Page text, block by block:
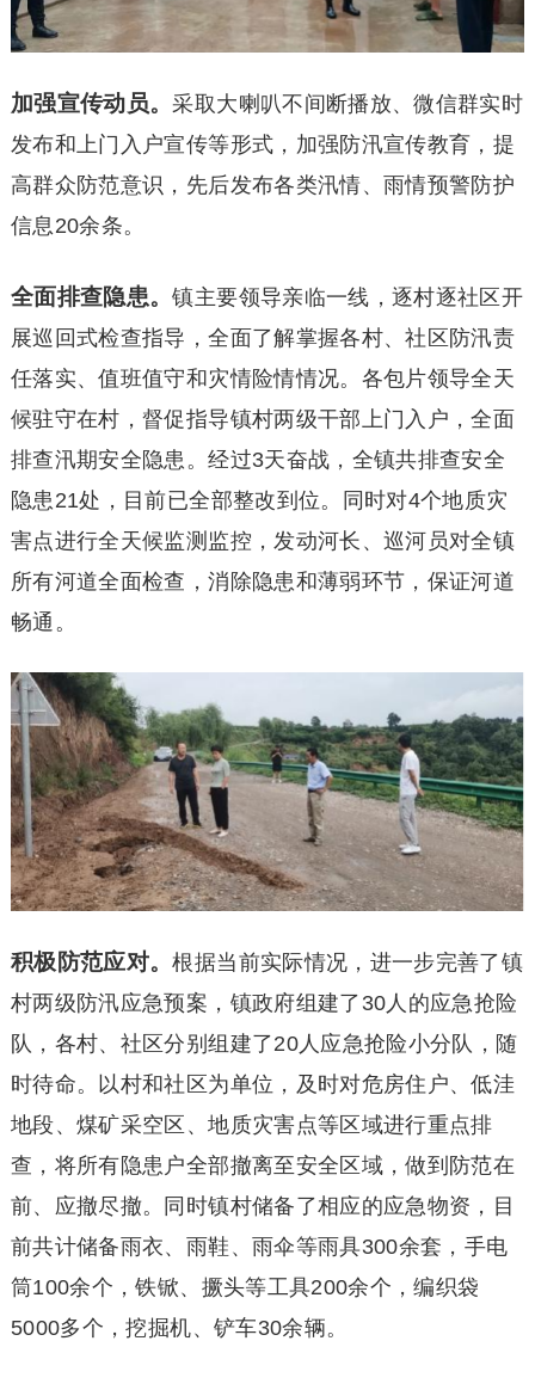
加强宣传动员。采取大喇叭不间断播放、微信群实时
发布和上门入户宣传等形式，加强防汛宣传教育，提
高群众防范意识，先后发布各类汛情、雨情预警防护
信息20余条。
全面排查隐患。镇主要领导亲临一线，逐村逐社区开
展巡回式检查指导，全面了解掌握各村、社区防汛责
任落实、值班值守和灾情险情情况。各包片领导全天
候驻守在村，督促指导镇村两级干部上门入户，全面
排查汛期安全隐患。经过3天奋战，全镇共排查安全
隐患21处，目前已全部整改到位。同时对4个地质灾
害点进行全天候监测监控，发动河长、巡河员对全镇
所有河道全面检查，消除隐患和薄弱环节，保证河道
畅通。
积极防范应对。根据当前实际情况，进一步完善了镇
村两级防汛应急预案，镇政府组建了30人的应急抢险
队，各村、社区分别组建了20人应急抢险小分队，随
时待命。以村和社区为单位，及时对危房住户、低洼
地段、煤矿采空区、地质灾害点等区域进行重点排
查，将所有隐患户全部撤离至安全区域，做到防范在
前、应撤尽撤。同时镇村储备了相应的应急物资，目
前共计储备雨衣、雨鞋、雨伞等雨具300余套，手电
筒100余个，铁锨、撅头等工具200余个，编织袋
5000多个，挖掘机、铲车30余辆。